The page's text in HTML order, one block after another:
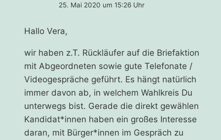
25. Mai 2020 um 15:26 Uhr
Hallo Vera,
wir haben z.T. Rückläufer auf die Briefaktion
mit Abgeordneten sowie gute Telefonate /
Videogespräche geführt. Es hängt natürlich
immer davon ab, in welchem Wahlkreis Du
unterwegs bist. Gerade die direkt gewählen
Kandidat*innen haben ein großes Interesse
daran, mit Bürger*innen im Gespräch zu